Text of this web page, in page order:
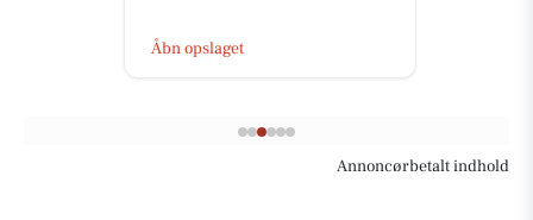
Åbn opslaget
Annoncørbetalt indhold